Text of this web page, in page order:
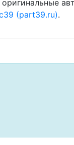
оригинальные
(part39.ru).